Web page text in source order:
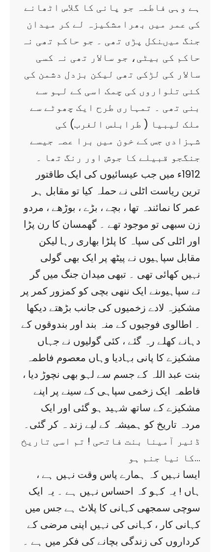
ہے وہی فاطمہ جو پانی کا گلاس اٹھانے
کی عمر میں بھرامشکیزہ لے کر میدان
جنگ میںنکل پڑی تھی ۔ جو حاکم تھی نہ
حاکم کی بیٹی، جو سالار تھی نہ کسی
سالار کی لڑکی تھی لیکن بزدل دشمن کی
کئی تلواروں کی چمک اسی کے لہو سے
بنی تھی ۔ تمہاری طرح ایک چھوٹے سے
ملک لیبیا ( طرابلس الغرب) کی
شہزادی جس کے خون میں برا عصہ جیسے
جنگجو قبیلے کا جوش اور رنگ تھا ۔
1912ء میں جب عیسائیوں کی ایک طاقتور
ترین ریاست اٹلی نے حملہ کیا تو مقابل ہر
عمر کا نمائندہ تھا ، بچے ، بڑے ، بوڑھے ، مردو
زن سبھی تو موجود تھے ۔ گھمسان کا رن پڑا
اور اٹلی کی سپاہ کا پلڑا بھاری رہا لیکن
مقابل سپاہیوں نے پیٹھ پر ایک بھی گولی
نہیں کھائی تھی ۔ تبھی میدان جنگ میں گر
تے سپاہیوںنے ایک ننھی بچی کو کمزور کمر پر
مشکیزہ لادے زخمیوں کی جانب بڑھتے دیکھا
۔ اطالوی فوجیوں کے منہ بند اور بندوقوں کے
دہانے کھلے رہ گئے ، کئی گولیوں نے جہاں
مشکیزے کا پانی بہادیا وہاں معصوم فاطمہ
بنت عبد اللہ کے جسم سے لہو بھی نچوڑ دیا ،
فاطمہ ایک زخمی سپاہی کے سینے پر اپنے
مشکیزے کے ساتھ شہید ہو گئی اور ایک
مردہ تاریخ کو ہمیشہ کے لیے زند ہ کر گئی۔
ڈئیر آمینا بنت فاتحی ! تم اسی تاریخ
کا نیا جنم ہو…
ایسا نہیں کہ ہمارے پاس وقت نہیں ہے ،
ہاں ! یہ کہو کہ احساس نہیں ہے ۔ یہ ایک
سوچی سمجھی کہانی کا پلاٹ ہے جس میں
کہانی کار ، کہانی کی نہیں اپنی مرضی کے
کرداروں کی زندگی بچانے کی فکر میں ہے ۔